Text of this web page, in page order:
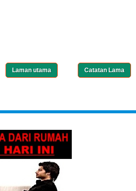
Catatan Lama
Laman utama